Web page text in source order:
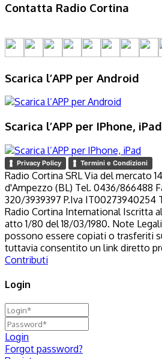
Contatta Radio Cortina
Scarica l’APP per Android
Scarica l’APP per IPhone, iPad
Privacy Policy Termini e Condizioni
Radio Cortina SRL Via del mercato
d'Ampezzo (BL) Tel. 0436/866488
320/3939397 P.Iva IT00273940254
Radio Cortina International Iscritta
atto 1/80 del 18/03/1980. Note
possono essere copiati o trasferiti
tuttavia consentito un link diretto
Contributi
Login
Login
Forgot password?